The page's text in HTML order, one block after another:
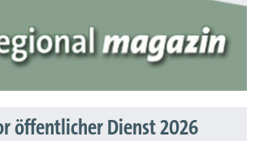
öffentlicher Dienst 2026